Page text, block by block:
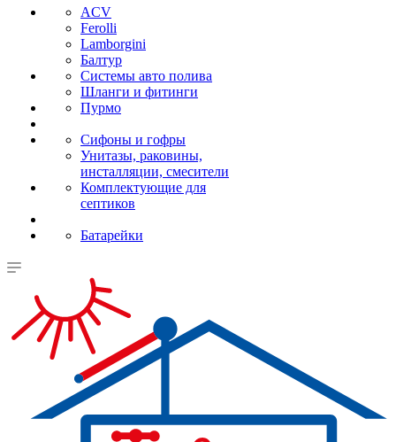
ACV
Ferolli
Lamborgini
Балтур
Системы авто полива
Шланги и фитинги
Пурмо
Сифоны и гофры
Унитазы, раковины,
инсталляции, смесители
Комплектующие для
септиков
Батарейки